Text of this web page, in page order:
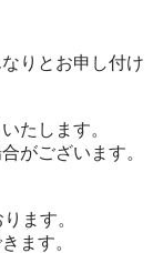
りとお申し付け
たします。
がございます。
ます。
ます。